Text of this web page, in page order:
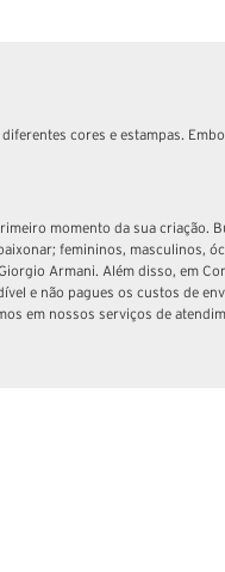
cores e estampas.
momento da sua criação.
femininos, masculinos,
Armani. Além disso, em
e não pagues os custos de
em nossos serviços de